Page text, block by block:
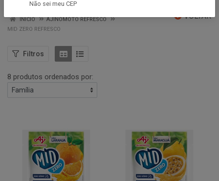
VOLTAR
INÍCIO
AJINOMOTO REFRESCO
MID ZERO REFRESCO
Filtros
8 produtos ordenados por:
Não sei meu CEP